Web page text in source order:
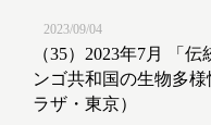
2023/09/04
（35）2023年7月 「
ンゴ共和国の生物多
ラザ・東京）